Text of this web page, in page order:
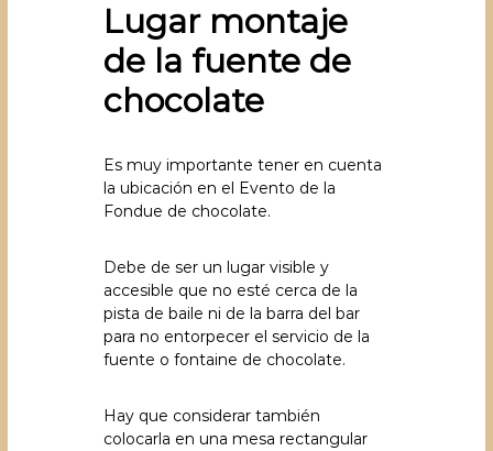
Lugar montaje
de la fuente de
chocolate
Es muy importante tener en cuenta
la ubicación en el Evento de la
Fondue de chocolate.
Debe de ser un lugar visible y
accesible que no esté cerca de la
pista de baile ni de la barra del bar
para no entorpecer el servicio de la
fuente o fontaine de chocolate.
Hay que considerar también
colocarla en una mesa rectangular